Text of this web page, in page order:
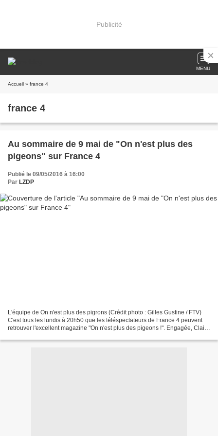
Publicité
MENU
Accueil » france 4
france 4
Au sommaire de 9 mai de "On n'est plus des
pigeons" sur France 4
Publié le 09/05/2016 à 16:00
Par LZDP
L'équipe de On n'est plus des pigrons (Crédit photo : Gilles Gustine / FTV)
C'est tous les lundis à 20h50 que les téléspectateurs de France 4 peuvent
retrouver l'excellent magazine "On n'est plus des pigeons !". Engagée, Claire